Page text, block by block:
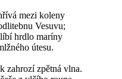
mezi koleny
Vesuvu;
hrdlo maríny
útesu.
zahrozí zpětná vlna.